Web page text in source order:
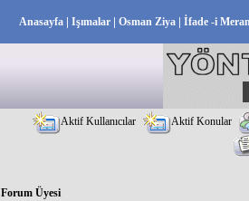
Anasayfa| Işımalar| Osman Ziya| İfade -i
Aktif Kullanıcılar Aktif Konular
Forum Üyesi